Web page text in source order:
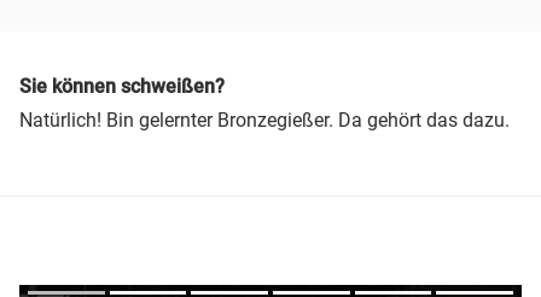
Sie können schweißen?
Natürlich! Bin gelernter Bronzegießer. Da gehört das dazu.